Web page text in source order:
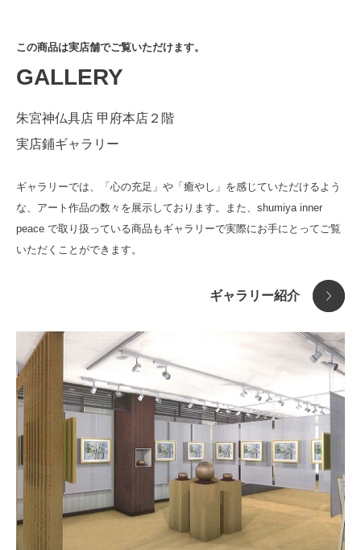
おまもり
仏像
音
現代アート
インテリア
アクセサリー
金運 商売繁盛
健康 無病息災
学問 合格祈願
子宝 安産祈願
勝負 必勝祈願
厄除 開運祈願
香る
触れる
祈りを込めて
この商品は実店舗でご覧いただけます。
GALLERY
朱宮神仏具店 甲府本店２階
実店鋪ギャラリー
ギャラリーでは、「心の充足」や「癒やし」を感じていただけるよう
な、アート作品の数々を展示しております。また、shumiya inner
peace で取り扱っている商品もギャラリーで実際にお手にとってご覧
いただくことができます。
ギャラリー紹介